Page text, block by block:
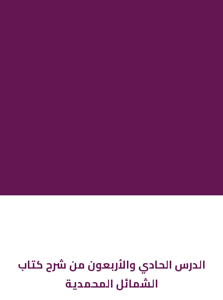
الدرس الحادي والأربعون من شرح كتاب
الشمائل المحمدية